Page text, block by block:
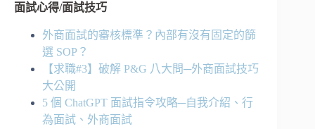
面試心得/面試技巧
外商面試的審核標準？內部有沒有固定的篩
選 SOP？
【求職#3】破解 P&G 八大問─外商面試技巧
大公開
5 個 ChatGPT 面試指令攻略─自我介紹、行
為面試、外商面試